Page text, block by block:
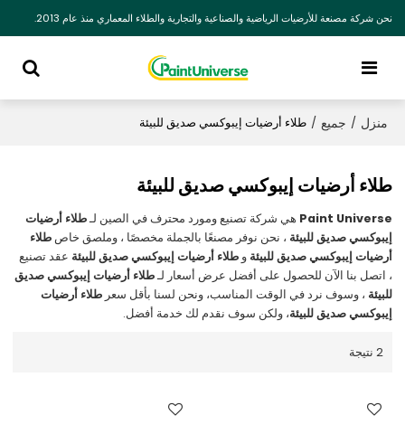
نحن شركة مصنعة للأرضيات الرياضية والصناعية والتجارية والطلاء المعماري منذ عام 2013.
منزل / جميع / طلاء أرضيات إيبوكسي صديق للبيئة
طلاء أرضيات إيبوكسي صديق للبيئة
Paint Universe هي شركة تصنيع ومورد محترف في الصين لـطلاء أرضيات
إيبوكسي صديق للبيئة ، نحن نوفر مصنعًا بالجملة مخصصًا ، وملصق خاصطلاء
أرضيات إيبوكسي صديق للبيئة وطلاء أرضيات إيبوكسي صديق للبيئة عقد تصنيع
، اتصل بنا الآن للحصول على أفضل عرض أسعار لـطلاء أرضيات إيبوكسي صديق
للبيئة ، وسوف نرد في الوقت المناسب، ونحن لسنا بأقل سعرطلاء أرضيات
إيبوكسي صديق للبيئة، ولكن سوف نقدم لك خدمة أفضل.
2 نتيجة